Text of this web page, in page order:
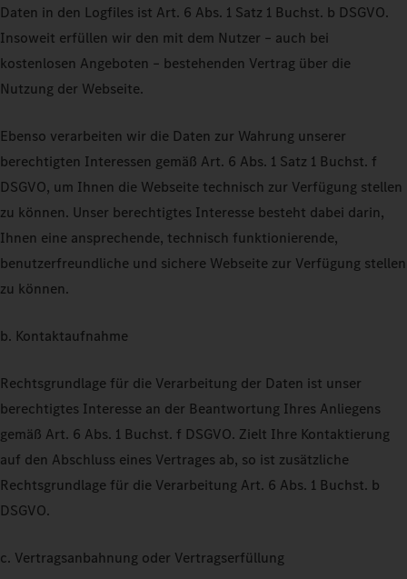
Daten in den Logfiles ist Art. 6 Abs. 1 Satz 1 Buchst. b DSGVO.
Insoweit erfüllen wir den mit dem Nutzer – auch bei
kostenlosen Angeboten – bestehenden Vertrag über die
Nutzung der Webseite.
Ebenso verarbeiten wir die Daten zur Wahrung unserer
berechtigten Interessen gemäß Art. 6 Abs. 1 Satz 1 Buchst. f
DSGVO, um Ihnen die Webseite technisch zur Verfügung stellen
zu können. Unser berechtigtes Interesse besteht dabei darin,
Ihnen eine ansprechende, technisch funktionierende,
benutzerfreundliche und sichere Webseite zur Verfügung stellen
zu können.
b. Kontaktaufnahme
Rechtsgrundlage für die Verarbeitung der Daten ist unser
berechtigtes Interesse an der Beantwortung Ihres Anliegens
gemäß Art. 6 Abs. 1 Buchst. f DSGVO. Zielt Ihre Kontaktierung
auf den Abschluss eines Vertrages ab, so ist zusätzliche
Rechtsgrundlage für die Verarbeitung Art. 6 Abs. 1 Buchst. b
DSGVO.
c. Vertragsanbahnung oder Vertragserfüllung